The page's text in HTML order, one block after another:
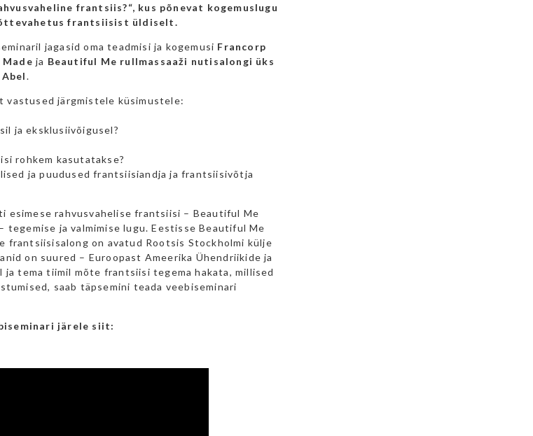
frantsiis?“, kus põnevat kogemuslugu
frantsiisist üldiselt.
jagasid oma teadmisi ja kogemusi Francorp
ja Beautiful Me rullmassaaži nutisalongi üks
.
vastused järgmistele küsimustele:
ja eksklusiivõigusel?
rohkem kasutatakse?
ja puudused frantsiisiandja ja frantsiisivõtja
esimese rahvusvahelise frantsiisi – Beautiful Me
tegemise ja valmimise lugu. Eestisse Beautiful Me
frantsiisisalong on avatud Rootsis Stockholmi külje
on suured – Euroopast Ameerika Ühendriikide ja
ja tema tiimil mõte frantsiisi tegema hakata, millised
saab täpsemini teada veebiseminari
järele siit: